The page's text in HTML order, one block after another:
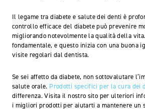
Il legame tra diabete e salute dei denti è
controllo efficace del diabete può prevenire
migliorando notevolmente la qualità della
fondamentale, e questo inizia con una buona
visite regolari dal dentista.
Se sei affetto da diabete, non sottovalutare
salute orale. Prodotti specifici per la cura dei
differenza. Visita il nostro sito per ulteriori
i migliori prodotti per aiutarti a mantenere un